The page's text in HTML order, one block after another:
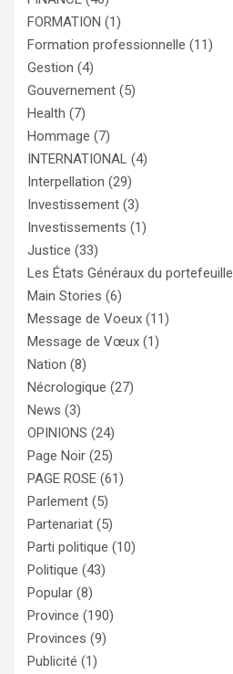
FORMATION (1)
Formation professionnelle (11)
Gestion (4)
Gouvernement (5)
Health (7)
Hommage (7)
INTERNATIONAL (4)
Interpellation (29)
Investissement (3)
Investissements (1)
Justice (33)
Les États Généraux du portefeuille
Main Stories (6)
Message de Voeux (11)
Message de Vœux (1)
Nation (8)
Nécrologique (27)
News (3)
OPINIONS (24)
Page Noir (25)
PAGE ROSE (61)
Parlement (5)
Partenariat (5)
Parti politique (10)
Politique (43)
Popular (8)
Province (190)
Provinces (9)
Publicité (1)